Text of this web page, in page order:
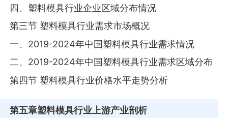
四、塑料模具行业企业区域分布情况
第三节 塑料模具行业需求市场概况
一、2019-2024年中国塑料模具行业需求情况
二、2019-2024年中国塑料模具行业需求区域分布
第四节 塑料模具行业价格水平走势分析
第五章塑料模具行业上游产业剖析